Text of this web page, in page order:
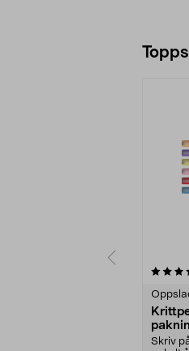
Skriv